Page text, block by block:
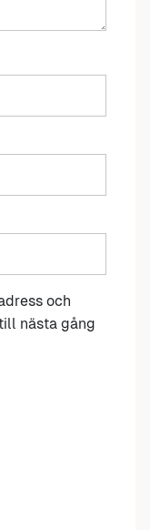
och
nästa gång